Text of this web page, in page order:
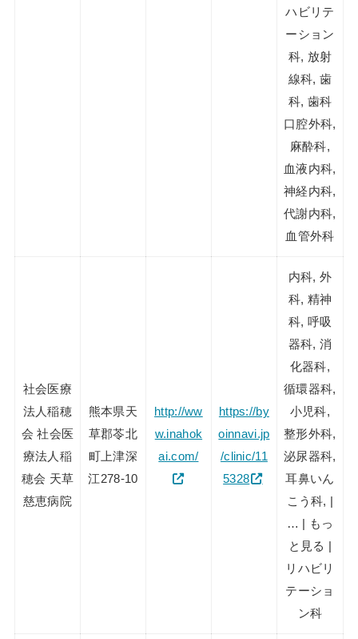
ハビリテ
ーション
科, 放射
線科, 歯
科, 歯科
口腔外科,
麻酔科,
血液内科,
神経内科,
代謝内科,
血管外科
社会医療
法人稲穂
会 社会医
療法人稲
穂会 天草
慈恵病院
熊本県天
草郡苓北
町上津深
江278-10
http://ww
w.inahok
ai.com/
https://by
oinnavi.jp
/clinic/11
5328
内科, 外
科, 精神
科, 呼吸
器科, 消
化器科,
循環器科,
小児科,
整形外科,
泌尿器科,
耳鼻いん
こう科, |
… | もっ
と見る |
リハビリ
テーショ
ン科